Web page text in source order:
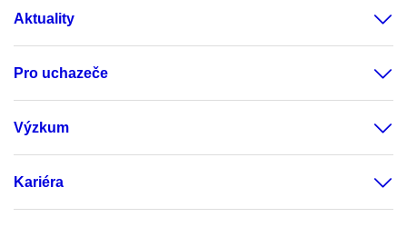
Aktuality
Pro uchazeče
Výzkum
Kariéra